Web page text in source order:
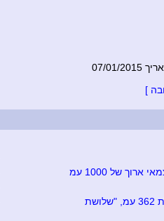
]
של 1000 עמ
שני פרקים ראשונים מיצירת מגירה, שכוללת 362 עמ, "שלושת